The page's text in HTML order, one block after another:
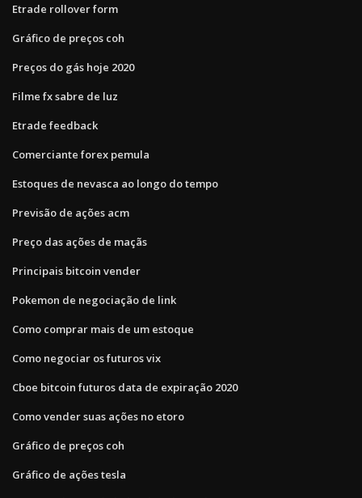
Etrade rollover form
Gráfico de preços coh
Preços do gás hoje 2020
Filme fx sabre de luz
Etrade feedback
Comerciante forex pemula
Estoques de nevasca ao longo do tempo
Previsão de ações acm
Preço das ações de maçãs
Principais bitcoin vender
Pokemon de negociação de link
Como comprar mais de um estoque
Como negociar os futuros vix
Cboe bitcoin futuros data de expiração 2020
Como vender suas ações no etoro
Gráfico de preços coh
Gráfico de ações tesla